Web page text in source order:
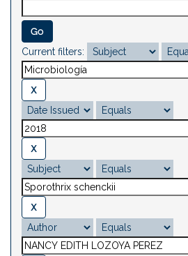
Current filters: